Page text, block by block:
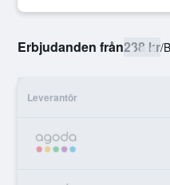
Erbjudanden från238 kr/
Leverantör